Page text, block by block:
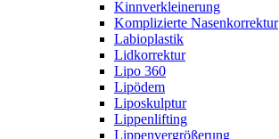
Kinnverkleinerung
Komplizierte Nasenkorrektur
Labioplastik
Lidkorrektur
Lipo 360
Lipödem
Liposkulptur
Lippenlifting
Lippenvergrößerung